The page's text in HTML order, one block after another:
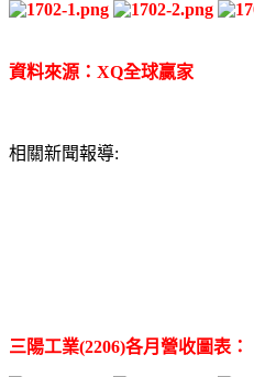
資料來源：XQ全球贏家
相關新聞報導:
三陽工業(2206)各月營收圖表：